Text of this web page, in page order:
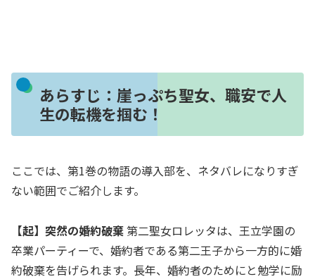
あらすじ：崖っぷち聖女、職安で人
生の転機を掴む！
ここでは、第1巻の物語の導入部を、ネタバレになりすぎ
ない範囲でご紹介します。
【起】突然の婚約破棄第二聖女ロレッタは、王立学園の
卒業パーティーで、婚約者である第二王子から一方的に婚
約破棄を告げられます。長年、婚約者のためにと勉学に励